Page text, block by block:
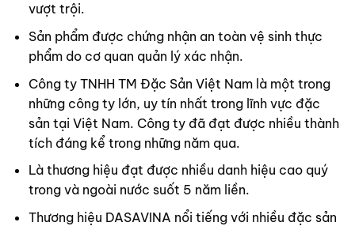
vượt trội.
Sản phẩm được chứng nhận an toàn vệ sinh thực
phẩm do cơ quan quản lý xác nhận.
Công ty TNHH TM Đặc Sản Việt Nam là một trong
những công ty lớn, uy tín nhất trong lĩnh vực đặc
sản tại Việt Nam. Công ty đã đạt được nhiều thành
tích đáng kể trong những năm qua.
Là thương hiệu đạt được nhiều danh hiệu cao quý
trong và ngoài nước suốt 5 năm liền.
Thương hiệu DASAVINA nổi tiếng với nhiều đặc sản